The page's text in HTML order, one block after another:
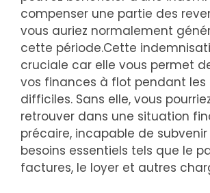
compenser une partie des
vous auriez normalement
cette période.Cette
cruciale car elle vous permet
vos finances à flot pendant
difficiles. Sans elle, vous
retrouver dans une situation
précaire, incapable de
besoins essentiels tels que le
factures, le loyer et autres